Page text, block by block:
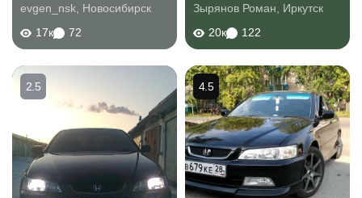
evgen_nsk Новосибирск
17к
72
Зырянов Роман
Иркутск
20к
122
2.5 4.5